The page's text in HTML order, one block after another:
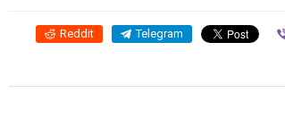
Reddit Telegram